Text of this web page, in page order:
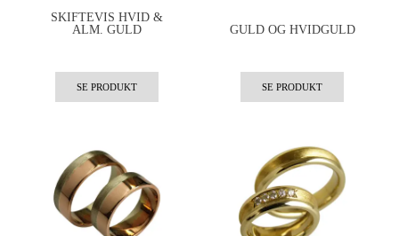
SKIFTEVIS HVID &
ALM. GULD
SE PRODUKT
GULD OG HVIDGULD
SE PRODUKT